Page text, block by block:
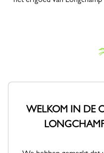
Welkom in Segré, de
WELKOM IN DE